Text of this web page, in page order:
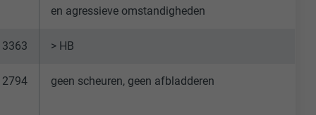
en agressieve omstandigheden
3363 > HB
2794 geen scheuren, geen afbladderen
het
ons"-